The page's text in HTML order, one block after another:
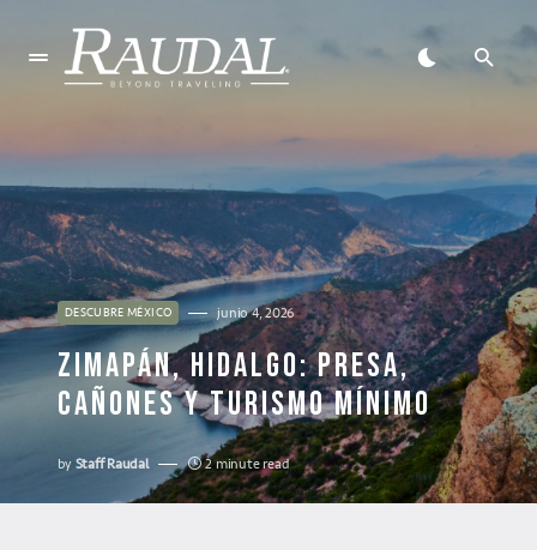
DESCUBRE MÉXICO junio 4, 2026
ZIMAPÁN, HIDALGO: PRESA,
CAÑONES Y TURISMO MÍNIMO
byStaff Raudal 2 minute read